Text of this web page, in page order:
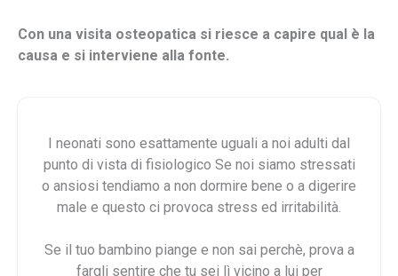
Con una visita osteopatica si riesce a capire qual è la
causa e si interviene alla fonte.
I neonati sono esattamente uguali a noi adulti dal
punto di vista di fisiologico Se noi siamo stressati
o ansiosi tendiamo a non dormire bene o a digerire
male e questo ci provoca stress ed irritabilità.
Se il tuo bambino piange e non sai perchè, prova a
fargli sentire che tu sei lì vicino a lui per